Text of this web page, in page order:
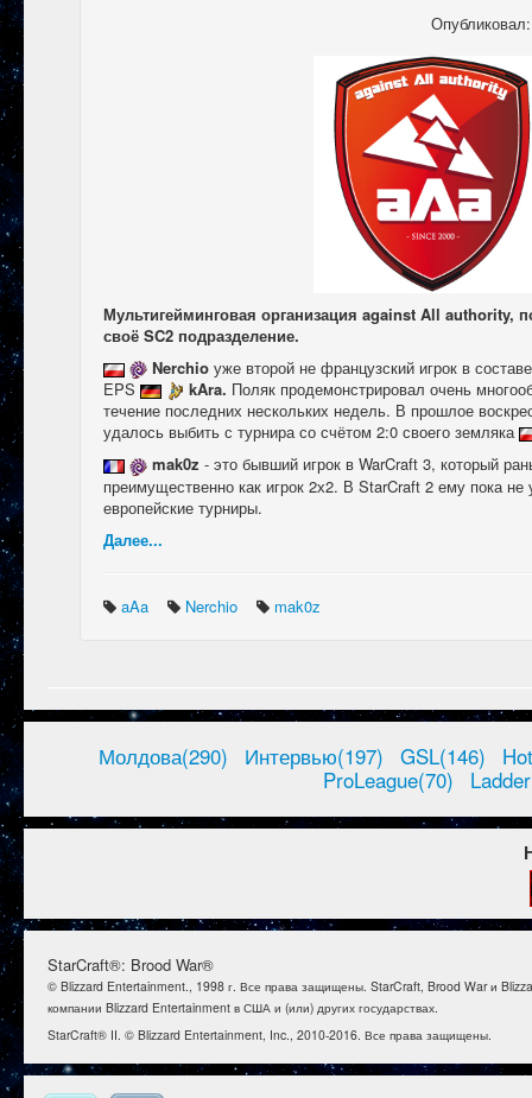
Мультигейминговая организация against All authority,
своё SC2 подразделение.
Nerchio уже второй не французский игрок в
EPS
kAra. Поляк продемонстрировал очень
течение последних нескольких недель. В прошлое
удалось выбить с турнира со счётом 2:0 своего земляка
mak0z - это бывший игрок в WarCraft 3, который
преимущественно как игрок 2х2. В StarCraft 2 ему пока
европейские турниры.
Далее...
aAa Nerchio mak0z
Молдова(290) Интервью(197) GSL(146)
ProLeague(70)
StarCraft®: Brood War®
© Blizzard Entertainment., 1998 г. Все права защищены. StarCraft, Brood War и
компании Blizzard Entertainment в США и (или) других государствах.
StarCraft® II. © Blizzard Entertainment, Inc., 2010-2016. Все права защищены.